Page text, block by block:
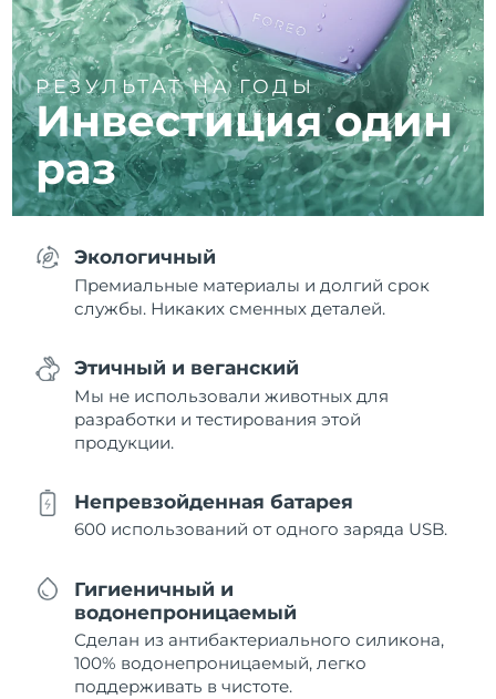
РЕЗУЛЬТАТ НА ГОДЫ
Инвестиция один
раз
Экологичный
Премиальные материалы и долгий срок
службы. Никаких сменных деталей.
Этичный и веганский
Мы не использовали животных для
разработки и тестирования этой
продукции.
Непревзойденная батарея
600 использований от одного заряда USB.
Гигиеничный и
водонепроницаемый
Сделан из антибактериального силикона,
100% водонепроницаемый, легко
поддерживать в чистоте.